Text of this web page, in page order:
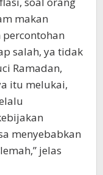
makan
salah, ya tidak
Ramadan,
itu melukai,
menyebabkan
jelas